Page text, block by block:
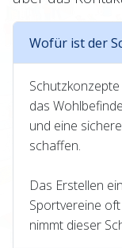
Wofür ist der
das
und eine
schaffen.
Das Erstellen
Sportvereine
nimmt dieser